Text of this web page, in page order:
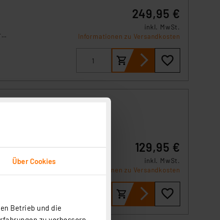
Über Cookies
Betrieb und die
249,95 €
inkl. MwSt.
Informationen zu Versandkosten
129,95 €
inkl. MwSt.
Informationen zu Versandkosten